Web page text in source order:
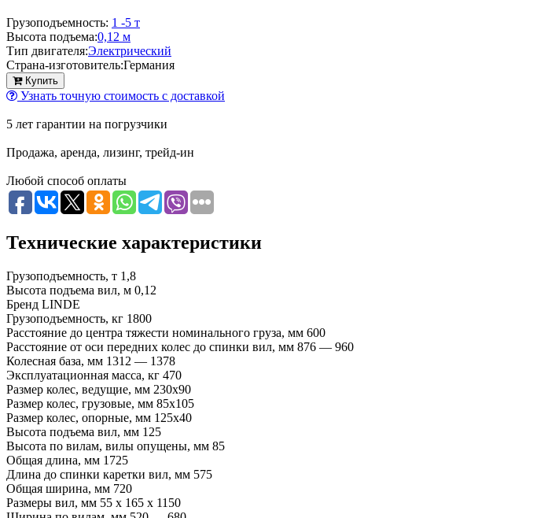
Грузоподъемность: 1 -5 т
Высота подъема:0,12 м
Тип двигателя:Электрический
Страна-изготовитель:Германия
Купить
Узнать точную стоимость с доставкой
5 лет гарантии на погрузчики
Продажа, аренда, лизинг, трейд-ин
Любой способ оплаты
Технические характеристики
Грузоподъемность, т 1,8
Высота подъема вил, м 0,12
Бренд LINDE
Грузоподъемность, кг 1800
Расстояние до центра тяжести номинального груза, мм 600
Расстояние от оси передних колес до спинки вил, мм 876 — 960
Колесная база, мм 1312 — 1378
Эксплуатационная масса, кг 470
Размер колес, ведущие, мм 230х90
Размер колес, грузовые, мм 85х105
Размер колес, опорные, мм 125х40
Высота подъема вил, мм 125
Высота по вилам, вилы опущены, мм 85
Общая длина, мм 1725
Длина до спинки каретки вил, мм 575
Общая ширина, мм 720
Размеры вил, мм 55 х 165 х 1150